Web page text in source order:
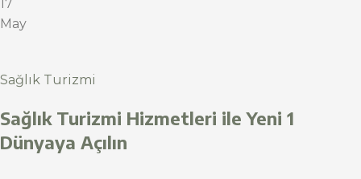
17
May
Sağlık Turizmi
Sağlık Turizmi Hizmetleri ile Yeni 1
Dünyaya Açılın